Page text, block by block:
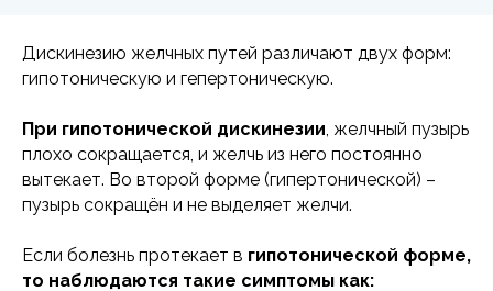
Дискинезию желчных путей различают двух форм:
гипотоническую и гепертоническую.
При гипотонической дискинезии , желчный пузырь
плохо сокращается, и желчь из него постоянно
вытекает. Во второй форме (гипертонической) –
пузырь сокращён и не выделяет желчи.
Если болезнь протекает в гипотонической форме,
то наблюдаются такие симптомы как: